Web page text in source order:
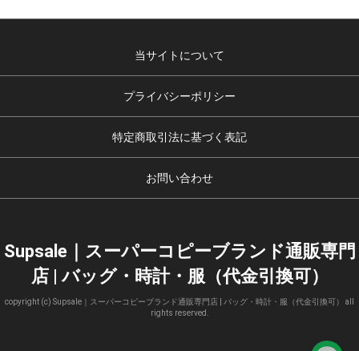
当サイトについて
プライバシーポリシー
特定商取引法に基づく表記
お問い合わせ
Supsale｜スーパーコピーブランド通販専門
店 | バッグ・時計・服（代金引換可）
copyright (c) Supsale｜スーパーコピーブランド通販専門店 | バッグ・時計・服（代金引換可） all
rights reserved.